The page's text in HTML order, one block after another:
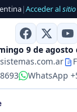
|Acceder al
9 de agosto
WhatsApp